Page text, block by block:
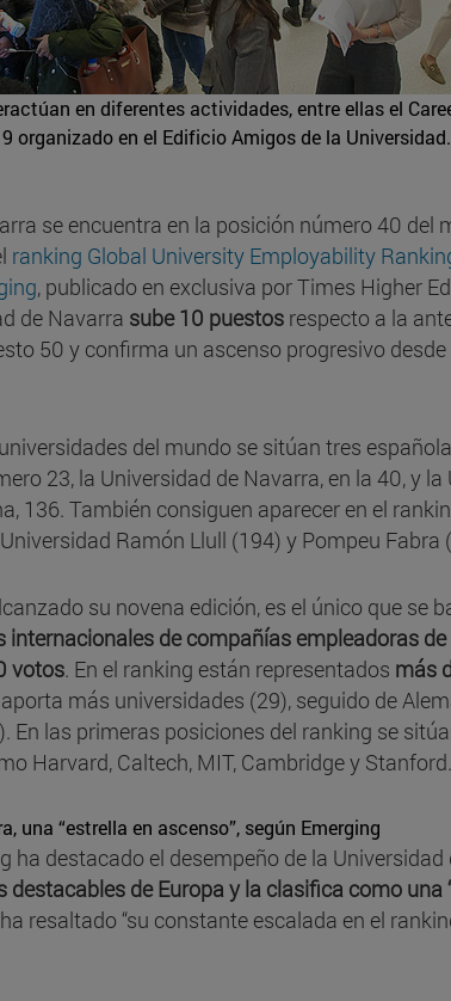
en diferentes actividades, entre ellas el
organizado en el Edificio Amigos de la Universidad.
se encuentra en la posición número 40 del
ranking Global University Employability
, publicado en exclusiva por Times Higher
de Navarra sube 10 puestos respecto a la
50 y confirma un ascenso progresivo
del mundo se sitúan tres
23, la Universidad de Navarra, en la 40, y la
136. También consiguen aparecer en el
Ramón Llull (194) y Pompeu Fabra
su novena edición, es el único que se
internacionales de compañías empleadoras
votos. En el ranking están representados más
más universidades (29), seguido de
En las primeras posiciones del ranking se
Harvard, Caltech, MIT, Cambridge y Stanford.
una “estrella en ascenso”, según Emerging
ha destacado el desempeño de la
destacables de Europa y la clasifica como una
resaltado “su constante escalada en el